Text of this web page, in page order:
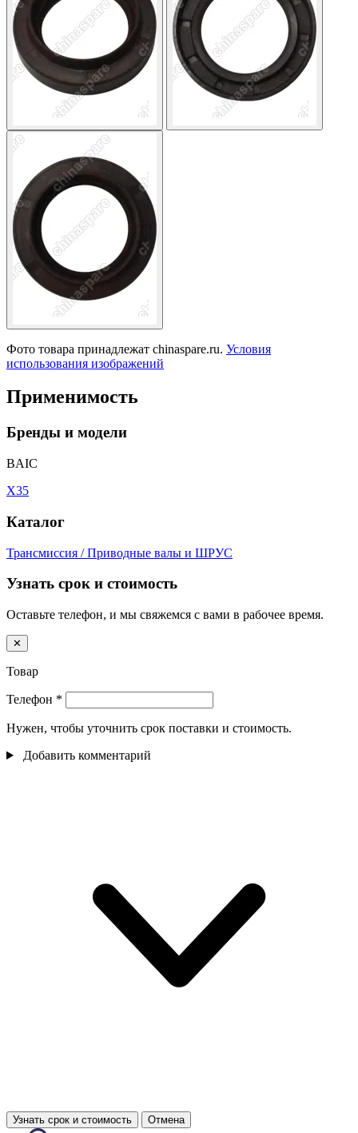
Фото товара принадлежат chinaspare.ru. Условия
использования изображений
Применимость
Бренды и модели
BAIC
X35
Каталог
Трансмиссия / Приводные валы и ШРУС
Узнать срок и стоимость
Оставьте телефон, и мы свяжемся с вами в рабочее время.
✕
Товар
Телефон *
Нужен, чтобы уточнить срок поставки и стоимость.
Добавить комментарий
Узнать срок и стоимость Отмена